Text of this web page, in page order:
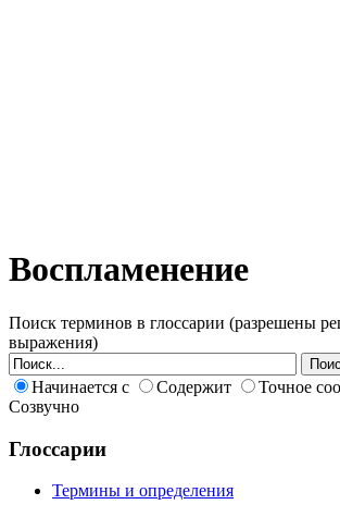
Воспламенение
Поиск терминов в глоссарии (разрешены
выражения)
Начинается с Содержит
Точное
Созвучно
Глоссарии
Термины и определения